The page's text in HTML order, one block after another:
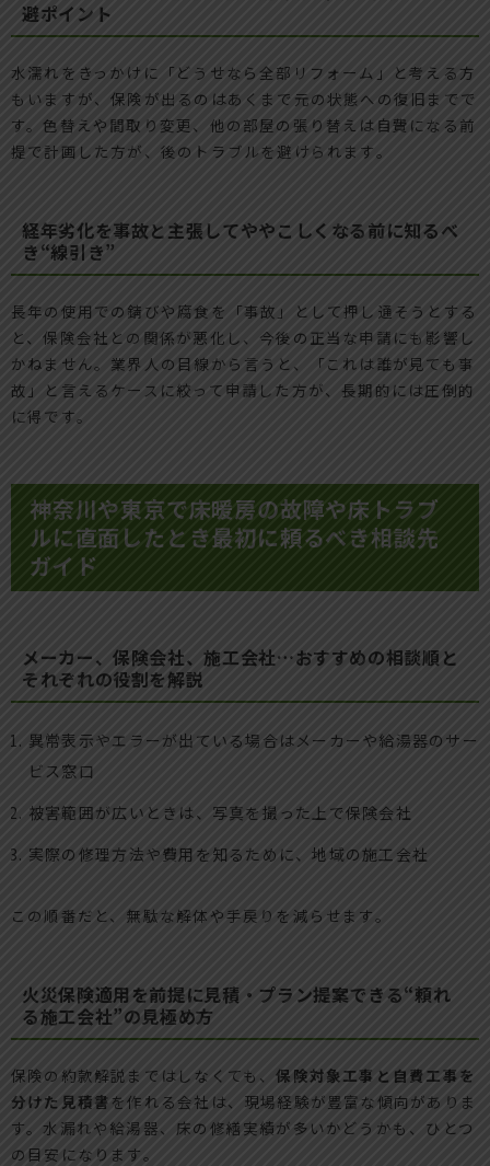
避ポイント
水濡れをきっかけに「どうせなら全部リフォーム」と考える方
もいますが、保険が出るのはあくまで元の状態への復旧までで
す。色替えや間取り変更、他の部屋の張り替えは自費になる前
提で計画した方が、後のトラブルを避けられます。
経年劣化を事故と主張してややこしくなる前に知るべ
き“線引き”
長年の使用での錆びや腐食を「事故」として押し通そうとする
と、保険会社との関係が悪化し、今後の正当な申請にも影響し
かねません。業界人の目線から言うと、「これは誰が見ても事
故」と言えるケースに絞って申請した方が、長期的には圧倒的
に得です。
神奈川や東京で床暖房の故障や床トラブ
ルに直面したとき最初に頼るべき相談先
ガイド
メーカー、保険会社、施工会社…おすすめの相談順と
それぞれの役割を解説
異常表示やエラーが出ている場合はメーカーや給湯器のサー
ビス窓口
被害範囲が広いときは、写真を撮った上で保険会社
実際の修理方法や費用を知るために、地域の施工会社
この順番だと、無駄な解体や手戻りを減らせます。
火災保険適用を前提に見積・プラン提案できる“頼れ
る施工会社”の見極め方
保険の約款解説まではしなくても、保険対象工事と自費工事を
分けた見積書 を作れる会社は、現場経験が豊富な傾向がありま
す。水漏れや給湯器、床の修繕実績が多いかどうかも、ひとつ
の目安になります。